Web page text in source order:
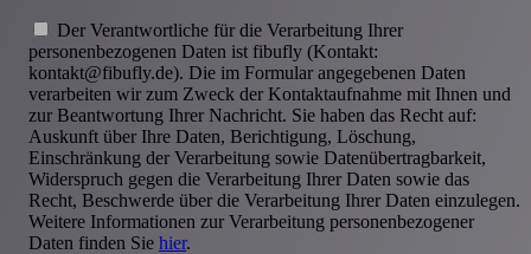
Der Verantwortliche für die Verarbeitung Ihrer
personenbezogenen Daten ist fibufly (Kontakt:
kontakt@fibufly.de). Die im Formular angegebenen Daten
verarbeiten wir zum Zweck der Kontaktaufnahme mit Ihnen und
zur Beantwortung Ihrer Nachricht. Sie haben das Recht auf:
Auskunft über Ihre Daten, Berichtigung, Löschung,
Einschränkung der Verarbeitung sowie Datenübertragbarkeit,
Widerspruch gegen die Verarbeitung Ihrer Daten sowie das
Recht, Beschwerde über die Verarbeitung Ihrer Daten einzulegen.
Weitere Informationen zur Verarbeitung personenbezogener
Daten finden Sie hier.